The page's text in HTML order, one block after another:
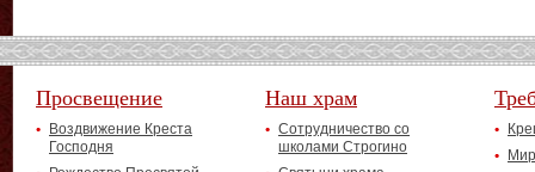
Просвещение
Воздвижение Креста
Господня
Наш храм
Сотрудничество со
школами Строгино